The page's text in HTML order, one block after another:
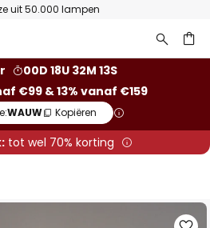
uit 50.000 lampen
00D 18U 32M 12S
€99 & 13% vanaf €159
WAUW Kopiëren
tot wel 70% korting